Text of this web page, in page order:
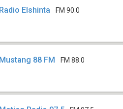
Radio Elshinta FM 90.0
Mustang 88 FM FM 88.0